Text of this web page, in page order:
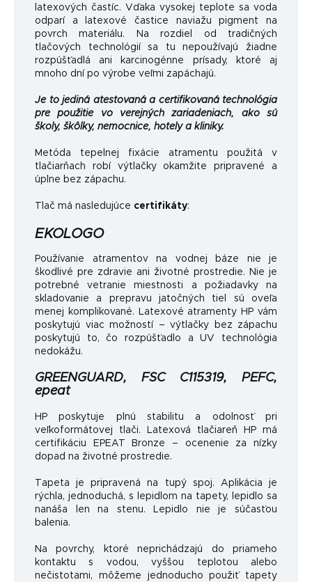
latexových častíc. Vďaka vysokej teplote sa voda
odparí a latexové častice naviažu pigment na
povrch materiálu. Na rozdiel od tradičných
tlačových technológií sa tu nepoužívajú žiadne
rozpúšťadlá ani karcinogénne prísady, ktoré aj
mnoho dní po výrobe veľmi zapáchajú.
Je to jediná atestovaná a certifikovaná technológia
pre použitie vo verejných zariadeniach, ako sú
školy, škôlky, nemocnice, hotely a kliniky.
Metóda tepelnej fixácie atramentu použitá v
tlačiarňach robí výtlačky okamžite pripravené a
úplne bez zápachu.
Tlač má nasledujúce certifikáty:
EKOLOGO
Používanie atramentov na vodnej báze nie je
škodlivé pre zdravie ani životné prostredie. Nie je
potrebné vetranie miestnosti a požiadavky na
skladovanie a prepravu jatočných tiel sú oveľa
menej komplikované. Latexové atramenty HP vám
poskytujú viac možností – výtlačky bez zápachu
poskytujú to, čo rozpúšťadlo a UV technológia
nedokážu.
GREENGUARD, FSC C115319, PEFC,
epeat
HP poskytuje plnú stabilitu a odolnosť pri
veľkoformátovej tlači. Latexová tlačiareň HP má
certifikáciu EPEAT Bronze – ocenenie za nízky
dopad na životné prostredie.
Tapeta je pripravená na tupý spoj. Aplikácia je
rýchla, jednoduchá, s lepidlom na tapety, lepidlo sa
nanáša len na stenu. Lepidlo nie je súčasťou
balenia.
Na povrchy, ktoré neprichádzajú do priameho
kontaktu s vodou, vyššou teplotou alebo
nečistotami, môžeme jednoducho použiť tapety